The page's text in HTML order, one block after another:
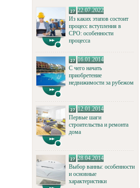
22.07.2022
Из каких этапов состоит
процесс вступления в
СРО: особенности
процесса
16.01.2014
С чего начать
приобретение
недвижимости за рубежом
12.01.2014
Первые шаги
строительства и ремонта
дома
28.04.2014
Выбор ванны: особенности
и основные
характеристики